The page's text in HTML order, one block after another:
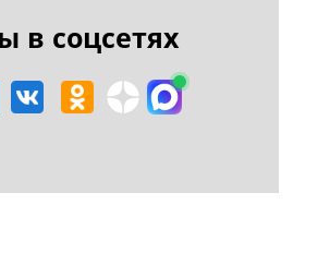
в соцсетях